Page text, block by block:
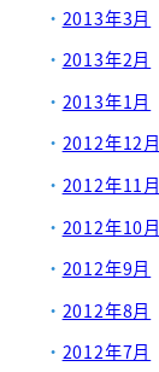
2013年3月
2013年2月
2013年1月
2012年12月
2012年11月
2012年10月
2012年9月
2012年8月
2012年7月